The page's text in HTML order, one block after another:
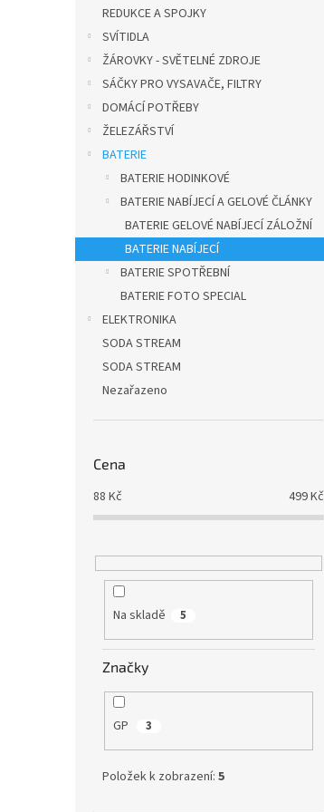
REDUKCE A SPOJKY
SVÍTIDLA
ŽÁROVKY - SVĚTELNÉ ZDROJE
SÁČKY PRO VYSAVAČE, FILTRY
DOMÁCÍ POTŘEBY
ŽELEZÁŘSTVÍ
BATERIE
BATERIE HODINKOVÉ
BATERIE NABÍJECÍ A GELOVÉ ČLÁNKY
BATERIE GELOVÉ NABÍJECÍ ZÁLOŽNÍ
BATERIE NABÍJECÍ
BATERIE SPOTŘEBNÍ
BATERIE FOTO SPECIAL
ELEKTRONIKA
SODA STREAM
SODA STREAM
Nezařazeno
Cena
88 Kč 499Kč
Na skladě 5
Značky
GP 3
Položek k zobrazení: 5